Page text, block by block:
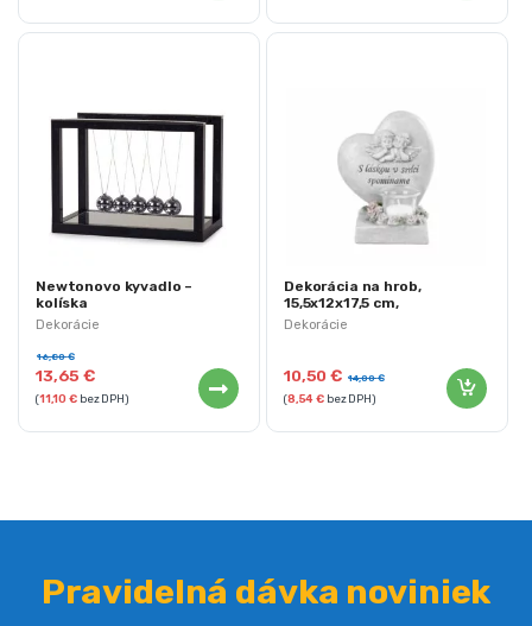
Dekorácie
Newtonovo kyvadlo –
kolíska
13,65€
16,80€
(11,10€bez DPH)
Dekorácie
Dekorácia na hrob,
15,5x12x17,5 cm,
MagicHome | Srdce s
10,50€ 14,00€
(8,54€ bez DPH)
Pravidelná dávka noviniek